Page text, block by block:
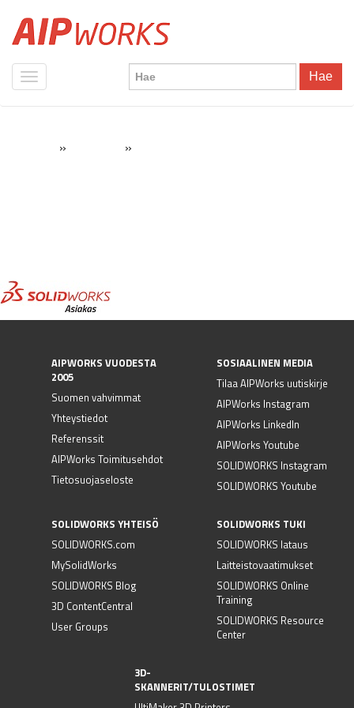
Hae
» »
AIPWORKS VUODESTA
2005
Suomen vahvimmat
Yhteystiedot
Referenssit
AIPWorks Toimitusehdot
Tietosuojaseloste
SOSIAALINEN MEDIA
Tilaa AIPWorks uutiskirje
AIPWorks Instagram
AIPWorks LinkedIn
AIPWorks Youtube
SOLIDWORKS Instagram
SOLIDWORKS Youtube
SOLIDWORKS YHTEISÖ
SOLIDWORKS.com
MySolidWorks
SOLIDWORKS Blog
3D ContentCentral
User Groups
SOLIDWORKS TUKI
SOLIDWORKS lataus
Laitteistovaatimukset
SOLIDWORKS Online
Training
SOLIDWORKS Resource
Center
3D-
SKANNERIT/TULOSTIMET